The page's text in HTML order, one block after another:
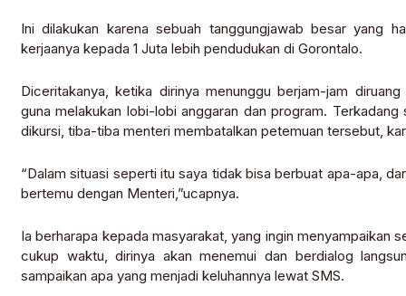
Ini dilakukan karena sebuah tanggungjawab besar yang
kerjaanya kepada 1 Juta lebih pendudukan di Gorontalo.
Diceritakanya, ketika dirinya menunggu berjam-jam
guna melakukan lobi-lobi anggaran dan program.
dikursi, tiba-tiba menteri membatalkan petemuan tersebut,
“Dalam situasi seperti itu saya tidak bisa berbuat apa-apa,
bertemu dengan Menteri,”ucapnya.
Ia berharapa kepada masyarakat, yang ingin menyampaikan
cukup waktu, dirinya akan menemui dan berdialog
sampaikan apa yang menjadi keluhannya lewat SMS.